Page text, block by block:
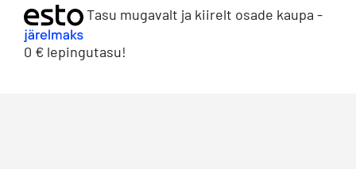
kogus
Tasu mugavalt ja kiirelt osade kaupa -
0 € lepingutasu!